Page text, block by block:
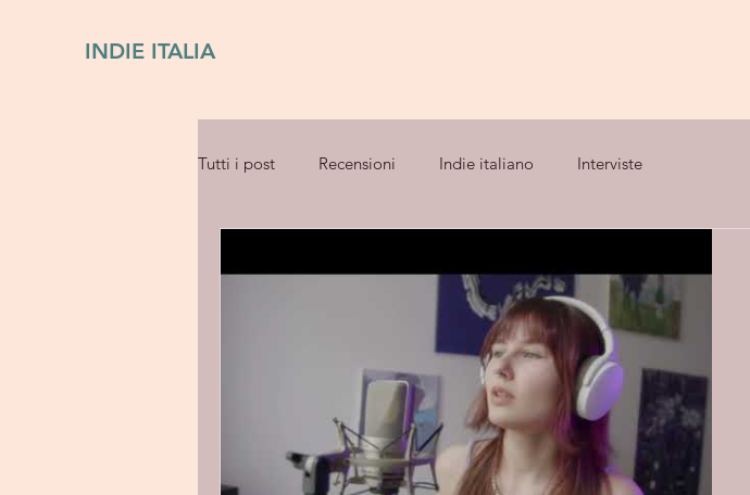
INDIE ITALIA
Tutti i post Recensioni Indie italiano Interviste